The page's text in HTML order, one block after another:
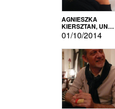
AGNIESZKA
KIERSZTAN, UN
MODELLO DI
AUTOPRODUZIONE
01/10/2014